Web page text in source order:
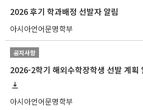
2026 후기 학과배정 선발자 알림
아시아언어문명학부
공지사항
2026-2학기 해외수학장학생 선발 계
아시아언어문명학부